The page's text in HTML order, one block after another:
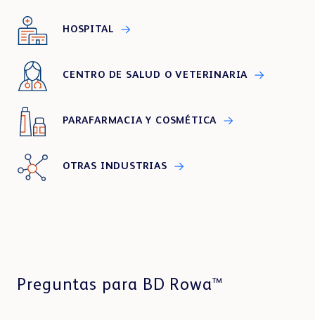
HOSPITAL
CENTRO DE SALUD O VETERINARIA
PARAFARMACIA Y COSMÉTICA
OTRAS INDUSTRIAS
Preguntas para BD Rowa™